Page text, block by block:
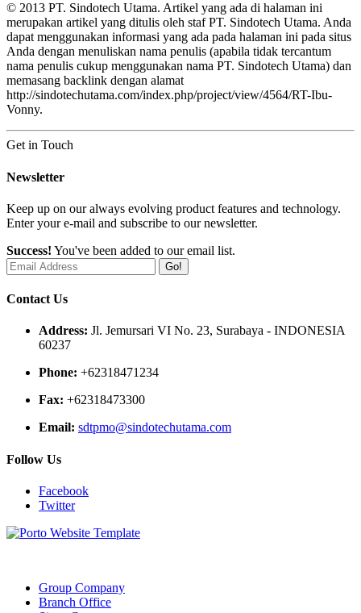
© 2013 PT. Sindotech Utama. Artikel yang ada di halaman ini
merupakan artikel yang ditulis oleh staf PT. Sindotech Utama. Anda
dapat menggunakan informasi yang ada pada halaman ini pada situs
Anda dengan menuliskan nama penulis (apabila tidak tercantum
nama penulis cukup menggunakan nama PT. Sindotech Utama) dan
memasang backlink dengan alamat
http://sindotechutama.com/index.php/project/view/4564/RT-Ibu-
Vonny.
Get in Touch
Newsletter
Keep up on our always evolving product features and technology.
Enter your e-mail and subscribe to our newsletter.
Success! You've been added to our email list.
Go!
Contact Us
Address: Jl. Jemursari VI No. 23, Surabaya - INDONESIA
60237
Phone: +62318471234
Fax: +62318473300
Email: sdtpmo@sindotechutama.com
Follow Us
Facebook
Twitter
Group Company
Branch Office